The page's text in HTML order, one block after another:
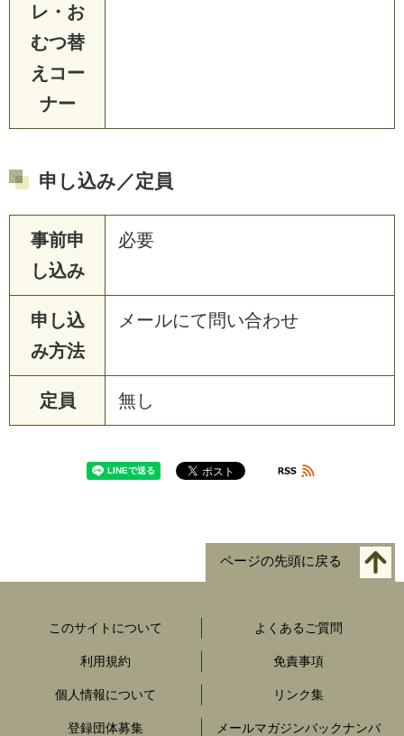
レ・お
むつ替
えコー
ナー
申し込み／定員
事前申
し込み
必要
申し込
み方法
メールにて問い合わせ
定員 無し
ページの先頭に戻る
このサイトについて よくあるご質問
利用規約 免責事項
個人情報について リンク集
登録団体募集 メールマガジンバックナンバ